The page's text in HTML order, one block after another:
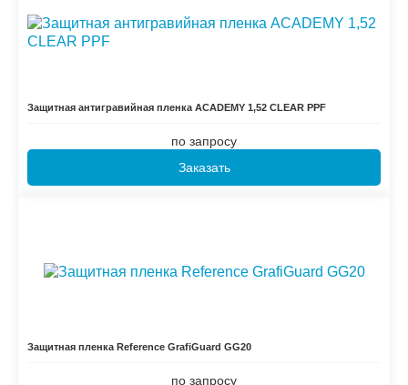
Защитная антигравийная пленка ACADEMY 1,52 CLEAR PPF
по запросу
Заказать
Защитная пленка Reference GrafiGuard GG20
по запросу